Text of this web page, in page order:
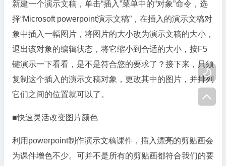


新建一个演示文稿，单击“插入”菜单中的“对象”命令，选
择“Microsoft powerpoint演示文稿”，在插入的演示文稿对
象中插入一幅图片，将图片的大小改为演示文稿的大小，
退出该对象的编辑状态，将它缩小到合适的大小，按F5
键演示一下看看，是不是符合您的要求了？接下来，只须
复制这个插入的演示文稿对象，更改其中的图片，并排列
它们之间的位置就可以了。
■快速灵活改变图片颜色
利用powerpoint制作演示文稿课件，插入漂亮的剪贴画会
为课件增色不少。可并不是所有的剪贴画都符合我们的要